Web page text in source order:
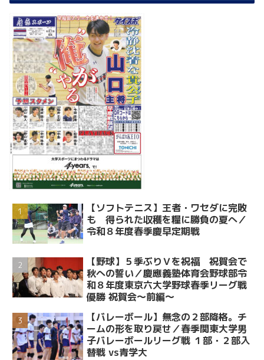
【ソフトテニス】王者・ワセダに完敗
も 得られた収穫を糧に勝負の夏へ／
令和８年度春季慶早定期戦
【野球】５季ぶりＶを祝福 祝賀会で
秋への誓い／慶應義塾体育会野球部令
和８年度東京六大学野球春季リーグ戦
優勝 祝賀会～前編～
【バレーボール】無念の２部降格。チ
ームの形を取り戻せ／春季関東大学男
子バレーボールリーグ戦 １部・２部入
替戦 vs青学大